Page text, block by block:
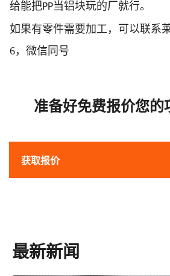
给能把PP当铝块玩的厂就行。
如果有零件需要加工，可以联系
6，微信同号
准备好免费报价您的
获取报价
最新新闻